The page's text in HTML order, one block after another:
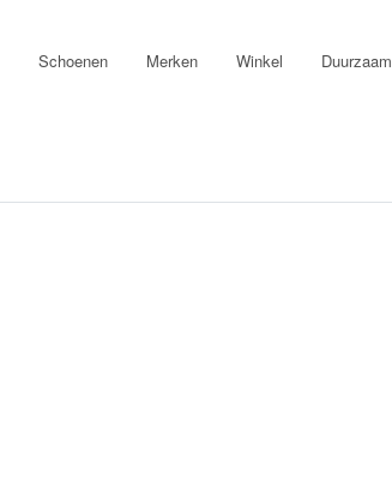
Schoenen Merken Winkel Duurzaam